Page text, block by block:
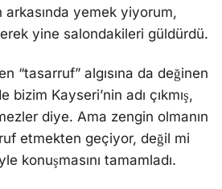
arkasında yemek yiyorum,
yine salondakileri güldürdü.
“tasarruf” algısına da değinen
bizim Kayseri’nin adı çıkmış,
diye. Ama zengin olmanın
etmekten geçiyor, değil mi
konuşmasını tamamladı.